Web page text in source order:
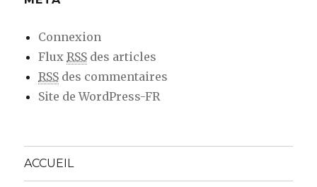
Connexion
FluxRSS des articles
RSS des commentaires
Site de WordPress-FR
ACCUEIL